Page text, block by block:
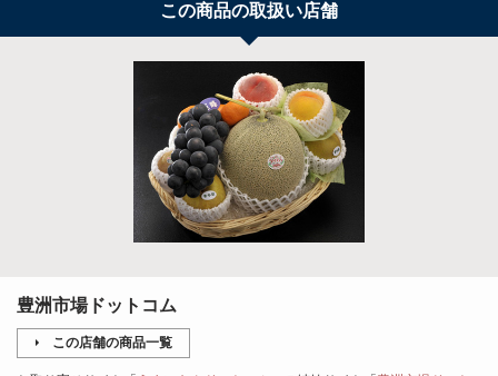
この商品の取扱い店舗
豊洲市場ドットコム
この店舗の商品一覧